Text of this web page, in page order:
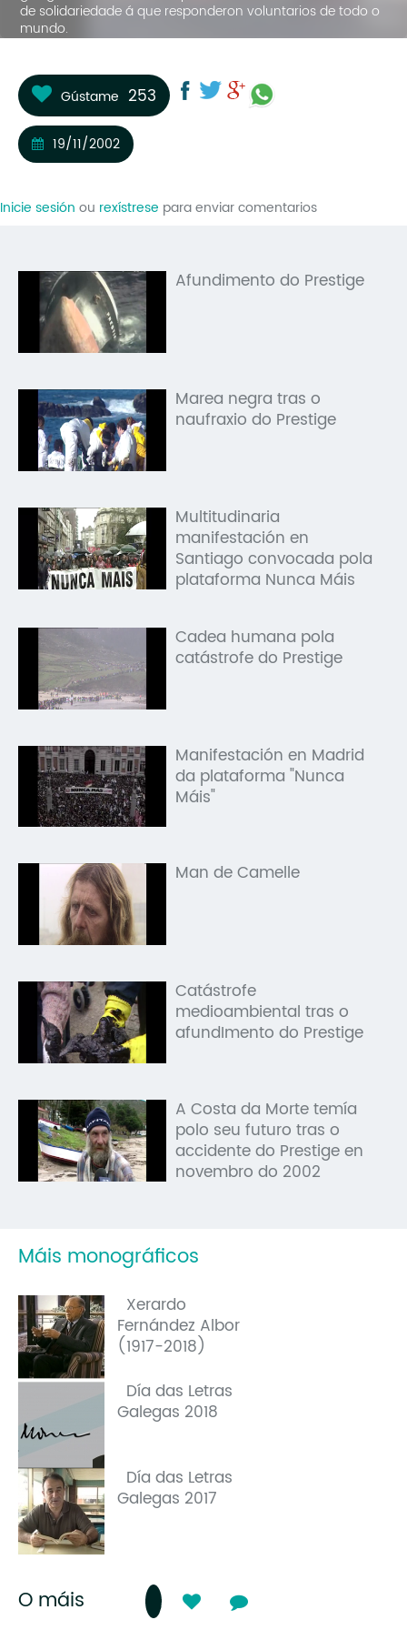
de solidariedade á que responderon voluntarios de todo o
mundo.
Gústame 253
19/11/2002
Inicie sesión ou rexístrese para enviar comentarios
Afundimento do Prestige
Marea negra tras o
naufraxio do Prestige
Multitudinaria
manifestación en
Santiago convocada pola
plataforma Nunca Máis
Cadea humana pola
catástrofe do Prestige
Manifestación en Madrid
da plataforma "Nunca
Máis"
Man de Camelle
Catástrofe
medioambiental tras o
afundImento do Prestige
A Costa da Morte temía
polo seu futuro tras o
accidente do Prestige en
novembro do 2002
Máis monográficos
Xerardo
Fernández Albor
(1917-2018)
Día das Letras
Galegas 2018
Día das Letras
Galegas 2017
O máis